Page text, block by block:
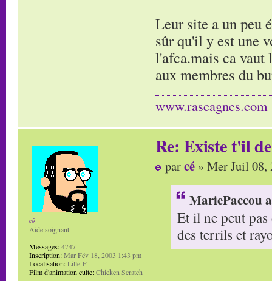
Leur site a un peu
sûr qu'il y est une
l'afca.mais ca vaut
aux membres du
www.rascagnes.com
Re: Existe t'il
parcé » Mer Juil 08,
MariePaccou
Et il ne peut
des terrils et
cé
Aide soignant
Messages:4747
Inscription:Mar Fév 18, 2003 1:43 pm
Localisation:Lille-F
Film d'animation culte:Chicken Scratch